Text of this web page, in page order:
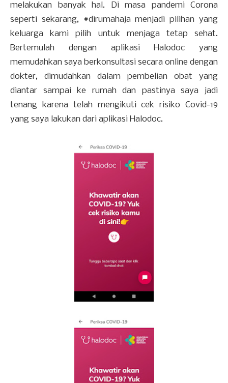
melakukan banyak hal. Di masa pandemi Corona
seperti sekarang, #dirumahaja menjadi pilihan yang
keluarga kami pilih untuk menjaga tetap sehat.
Bertemulah dengan aplikasi Halodoc yang
memudahkan saya berkonsultasi secara online dengan
dokter, dimudahkan dalam pembelian obat yang
diantar sampai ke rumah dan pastinya saya jadi
tenang karena telah mengikuti cek risiko Covid-19
yang saya lakukan dari aplikasi Halodoc.